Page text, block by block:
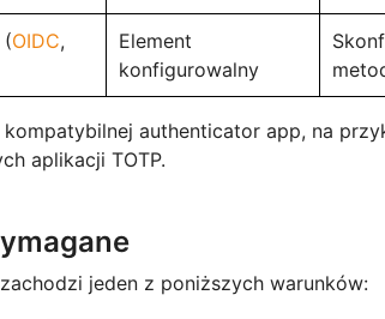
(OIDC,
Element
konfigurowalny
authenticator app, na
aplikacji TOTP.
jeden z poniższych warunków: